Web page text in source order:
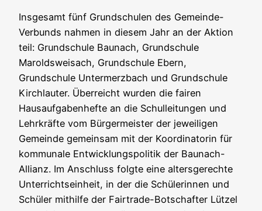
Insgesamt fünf Grundschulen des Gemeinde-
Verbunds nahmen in diesem Jahr an der Aktion
teil: Grundschule Baunach, Grundschule
Maroldsweisach, Grundschule Ebern,
Grundschule Untermerzbach und Grundschule
Kirchlauter. Überreicht wurden die fairen
Hausaufgabenhefte an die Schulleitungen und
Lehrkräfte vom Bürgermeister der jeweiligen
Gemeinde gemeinsam mit der Koordinatorin für
kommunale Entwicklungspolitik der Baunach-
Allianz. Im Anschluss folgte eine altersgerechte
Unterrichtseinheit, in der die Schülerinnen und
Schüler mithilfe der Fairtrade-Botschafter Lützel